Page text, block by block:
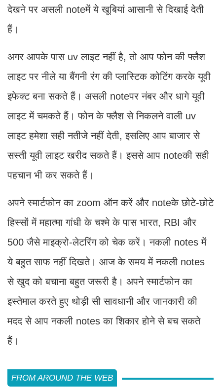
देखने पर असली noteमें ये खूबियां आसानी से दिखाई देती
हैं।
अगर आपके पास uv लाइट नहीं है, तो आप फोन की फ्लैश
लाइट पर नीले या बैंगनी रंग की प्लास्टिक कोटिंग करके यूवी
इफेक्ट बना सकते हैं। असली noteपर नंबर और धागे यूवी
लाइट में चमकते हैं। फोन के फ्लैश से निकलने वाली uv
लाइट हमेशा सही नतीजे नहीं देती, इसलिए आप बाजार से
सस्ती यूवी लाइट खरीद सकते हैं। इससे आप noteकी सही
पहचान भी कर सकते हैं।
अपने स्मार्टफोन का zoom ऑन करें और noteके छोटे-छोटे
हिस्सों में महात्मा गांधी के चश्मे के पास भारत, RBI और
500 जैसे माइक्रो-लेटरिंग को चेक करें। नकली notes में
ये बहुत साफ नहीं दिखते। आज के समय में नकली notes
से खुद को बचाना बहुत जरूरी है। अपने स्मार्टफोन का
इस्तेमाल करते हुए थोड़ी सी सावधानी और जानकारी की
मदद से आप नकली notes का शिकार होने से बच सकते
हैं।
FROM AROUND THE WEB